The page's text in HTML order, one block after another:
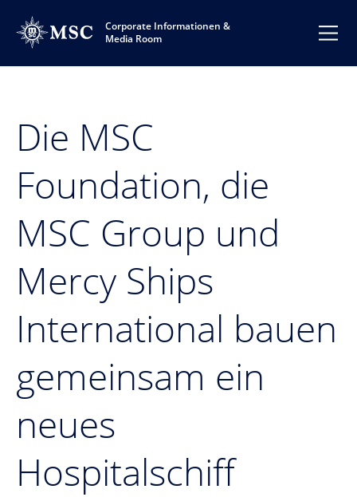
Corporate Informationen &
Media Room
Die MSC
Foundation, die
MSC Group und
Mercy Ships
International bauen
gemeinsam ein
neues
Hospitalschiff